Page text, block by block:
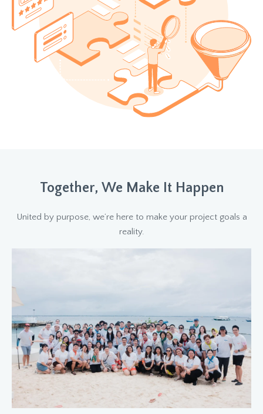
Together, We Make It Happen
United by purpose, we’re here to make your project goals a
reality.